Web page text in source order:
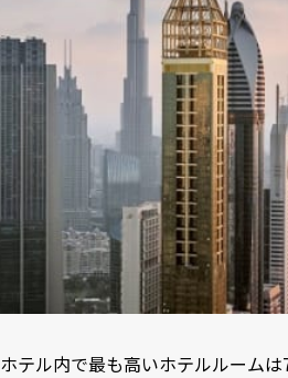
ホテル内で最も高いホテルルーム